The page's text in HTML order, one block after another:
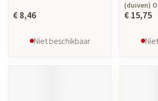
€ 8,46
Niet beschikbaar
(duiven)
€ 15,75